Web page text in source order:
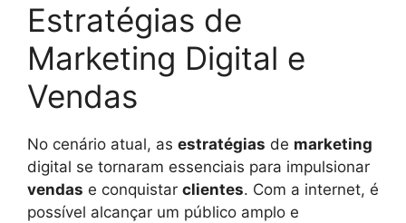
Estratégias de
Marketing Digital e
Vendas
No cenário atual, as estratégias de marketing
digital se tornaram essenciais para impulsionar
vendas e conquistar clientes. Com a internet, é
possível alcançar um público amplo e